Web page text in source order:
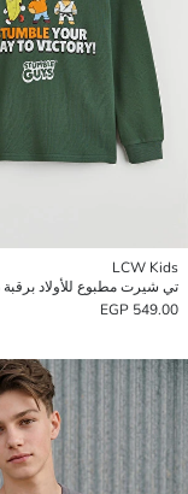
LCW Kids
549.00 EGP